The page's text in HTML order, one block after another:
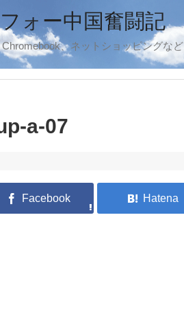
ォー中国奮闘記
、ネットショッピングなど
a-07